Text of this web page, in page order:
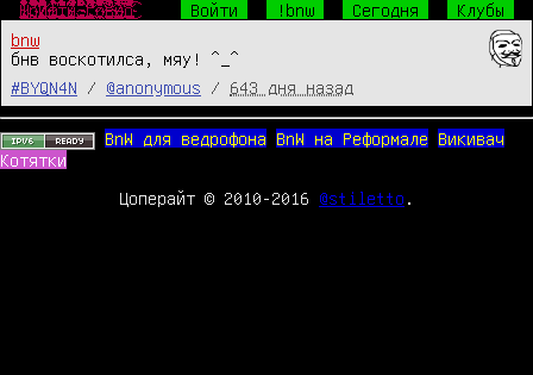
Ш̴̴̜̥͍͕̼̙̱͙͎͍̘̀̐̔́̾̃͒̈̔̎́́͜р̧̛̺͖͖̯̖ͧͤ͋̅̽ͧ̈̐̽̆̐͋ͤͦͬ͛̃̑͞͞и̒ͥͤͯ͂ͣ̐̉̑ͫ̉̑҉̛͏̸̻͕͇͚̤͕̯̱̳͉ͅф̴̴̡̟̞͙̙̻͍̦͔̤̞̔̓́̍͗̚͢͞ͅт̨̐ͫ̂͊̄̃ͥͪ͏̫̺͍̞̼͈̩̥̜͔͜͜ы̸̴̱̺̼̠̦͍͍͍̱̖͔̖̱͉̅͑͌͒ͫ͒̀ͥ͐ͤ̅͘̕.̵̴̡̭̼̮͖͈̙͖͖̲̮̬͍͙̼̯̦̮̮ͦ̆̀̑̌ͮͧͣͯ̔̂́͟г͌ͮ̏̈͂ͯ̚҉̛̙̬̘̲̗͇͕̠̙͙̼̩͚̀͘͞ͅо̷̥̯̘̓ͤ̽͒̋̉̀̂̄̒̓̊ͨ͛́̌ͤ̂̀͠в̶̒͒̓̏̓̚҉̛̙̘̺̰̮̼̟̼̥̟̘̠̜͜н̸̷̸̲̝͈͙̰̟̻̟̰̜̟̗͎̻̻͍̿̔̃ͨ͑о̔̀̋ͫ̇̿̐ͫ͌͗ͩ҉̨̜̙̙͈͍̮̮̼̙̘̞̕͜͡ Войти !bnw Сегодня
Клубы
bnw
бнв воскотилса, мяу! ^_^
#BYQN4N
/ @anonymous / 643 дня назад
BnW для ведрофона BnW на Реформале
Викивач
Котятки
Цоперайт © 2010-2016 @stiletto